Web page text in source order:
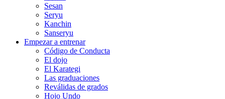
Sesan
Seryu
Kanchin
Sanseryu
Empezar a entrenar
Código de Conducta
El dojo
El Karategi
Las graduaciones
Reválidas de grados
Hojo Undo